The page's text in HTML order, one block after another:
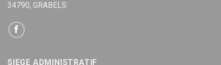
34790, GRABELS
SIEGE ADMINISTRATIF